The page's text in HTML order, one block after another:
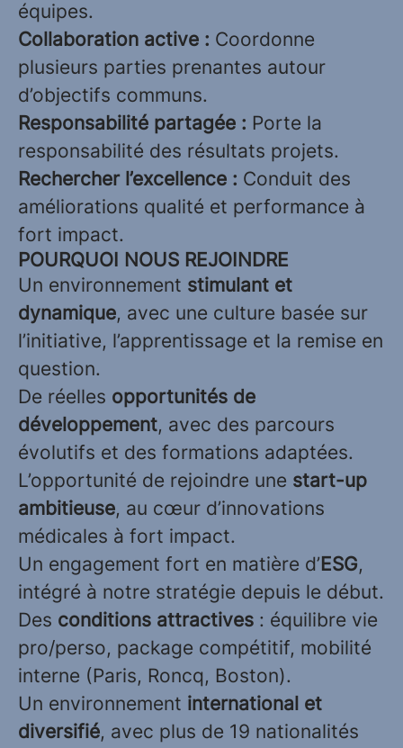
équipes.
Collaboration active : Coordonne
plusieurs parties prenantes autour
d’objectifs communs.
Responsabilité partagée : Porte la
responsabilité des résultats projets.
Rechercher l’excellence : Conduit des
améliorations qualité et performance à
fort impact.
POURQUOI NOUS REJOINDRE
Un environnement stimulant et
dynamique, avec une culture basée sur
l’initiative, l’apprentissage et la remise en
question.
De réelles opportunités de
développement, avec des parcours
évolutifs et des formations adaptées.
L’opportunité de rejoindre une start-up
ambitieuse, au cœur d’innovations
médicales à fort impact.
Un engagement fort en matière d’ESG,
intégré à notre stratégie depuis le début.
Des conditions attractives : équilibre vie
pro/perso, package compétitif, mobilité
interne (Paris, Roncq, Boston).
Un environnement international et
diversifié, avec plus de 19 nationalités